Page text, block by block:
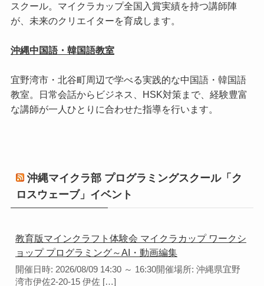
スクール。マイクラカップ全国入賞実績を持つ講師陣
が、未来のクリエイターを育成します。
沖縄中国語・韓国語教室
宜野湾市・北谷町周辺で学べる実践的な中国語・韓国語
教室。日常会話からビジネス、HSK対策まで、経験豊富
な講師が一人ひとりに合わせた指導を行います。
沖縄マイクラ部 プログラミングスクール「ク
ロスウェーブ」イベント
教育版マインクラフト体験会 マイクラカップ ワークシ
ョップ プログラミング～AI・動画編集
開催日時: 2026/08/09 14:30 ～ 16:30開催場所: 沖縄県宜野
湾市伊佐2-20-15 伊佐 […]